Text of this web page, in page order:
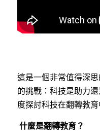
這是一個非常值得深
的挑戰：科技是助力
度探討科技在翻轉教
什麼是翻轉教育？